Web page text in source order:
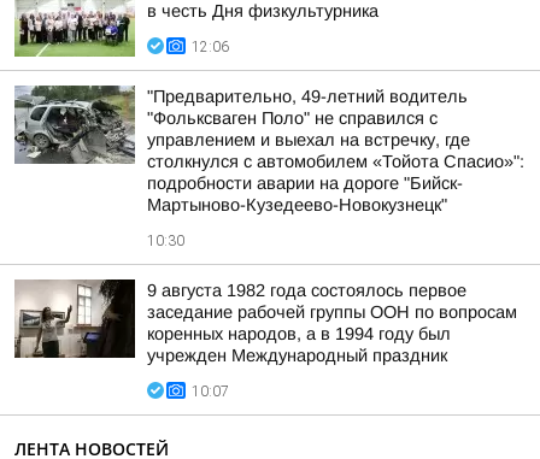
в честь Дня физкультурника
12:06
"Предварительно, 49-летний водитель
"Фольксваген Поло" не справился с
управлением и выехал на встречку, где
столкнулся с автомобилем «Тойота Спасио»":
подробности аварии на дороге "Бийск-
Мартыново-Кузедеево-Новокузнецк"
10:30
9 августа 1982 года состоялось первое
заседание рабочей группы ООН по вопросам
коренных народов, а в 1994 году был
учрежден Международный праздник
10:07
ЛЕНТА НОВОСТЕЙ